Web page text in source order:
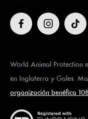
World Animal Protection
en Inglaterra y Gales.
organización benéfica